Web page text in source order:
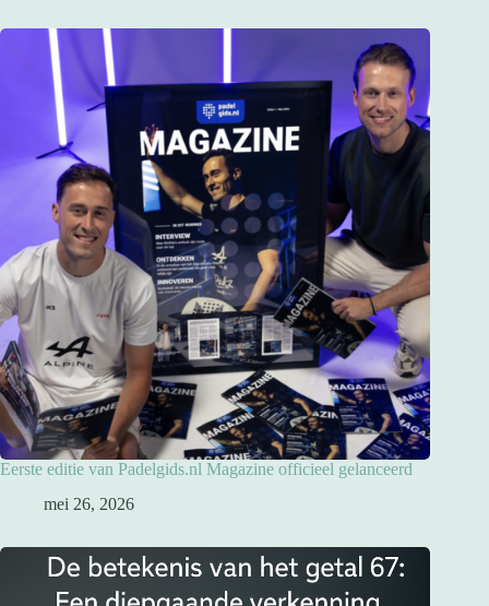
Eerste editie van Padelgids.nl Magazine officieel gelanceerd
mei 26, 2026